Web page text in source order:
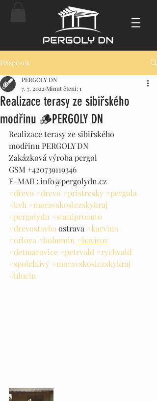
Příspěvek
Realizace terasy ze sibiřského
modřinu 🪵PERGOLY DN
PERGOLY DN
7. 7. 2022 Minut čtení: 1
Realizace terasy ze sibiřského
modřinu PERGOLY DN
Zakázková výroba pergol
GSM +420739119346
E-MAIL: info@pergolydn.cz
#dřevo #drevo #pristresky #pergola
#kvh #moravskoslezskykraj
#pergolydn #staniproauto
#drevostavba ostrava #karvina
#orlova #bohumin #havirov
#detmarovice #petrvald #rychvald
#spolehlivý #moravskoslezskykraj
#hlucin